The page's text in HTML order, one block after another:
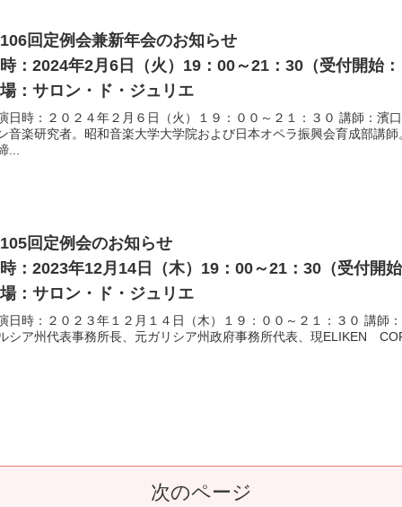
回定例会兼新年会のお知らせ
：2024年2月6日（火）19：00～21：30（受付開始
：サロン・ド・ジュリエ
日時：２０２４年２月６日（火）１９：００～２１：３０ 講師
音楽研究者。昭和音楽大学大学院および日本オペラ振興会育成
...
回定例会のお知らせ
：2023年12月14日（木）19：00～21：30（受付開
：サロン・ド・ジュリエ
日時：２０２３年１２月１４日（木）１９：００～２１：３０
シア州代表事務所長、元ガリシア州政府事務所代表、現ELIKEN
次のページ